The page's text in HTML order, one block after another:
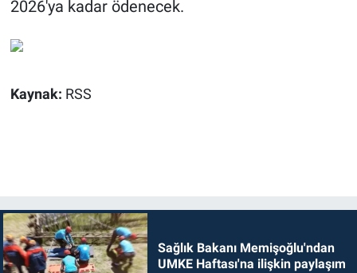
2026'ya kadar ödenecek.
Kaynak: RSS
Sağlık Bakanı Memişoğlu'ndan
UMKE Haftası'na ilişkin paylaşım